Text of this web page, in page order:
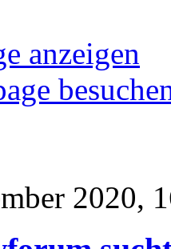
anzeigen
2020,